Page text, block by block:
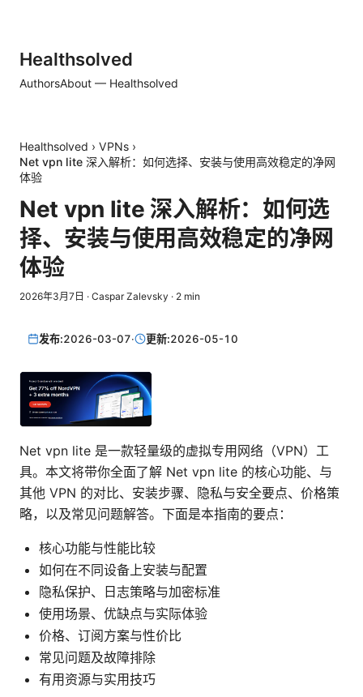
Healthsolved
AuthorsAbout — Healthsolved
Healthsolved › VPNs ›
Net vpn lite 深入解析：如何选择、安装与使用高效稳定的净网
体验
Net vpn lite 深入解析：如何选
择、安装与使用高效稳定的净网
体验
2026年3月7日 · Caspar Zalevsky · 2 min
发布:2026-03-07· 更新:2026-05-10
Net vpn lite 是一款轻量级的虚拟专用网络（VPN）工
具。本文将带你全面了解 Net vpn lite 的核心功能、与
其他 VPN 的对比、安装步骤、隐私与安全要点、价格策
略，以及常见问题解答。下面是本指南的要点：
核心功能与性能比较
如何在不同设备上安装与配置
隐私保护、日志策略与加密标准
使用场景、优缺点与实际体验
价格、订阅方案与性价比
常见问题及故障排除
有用资源与实用技巧